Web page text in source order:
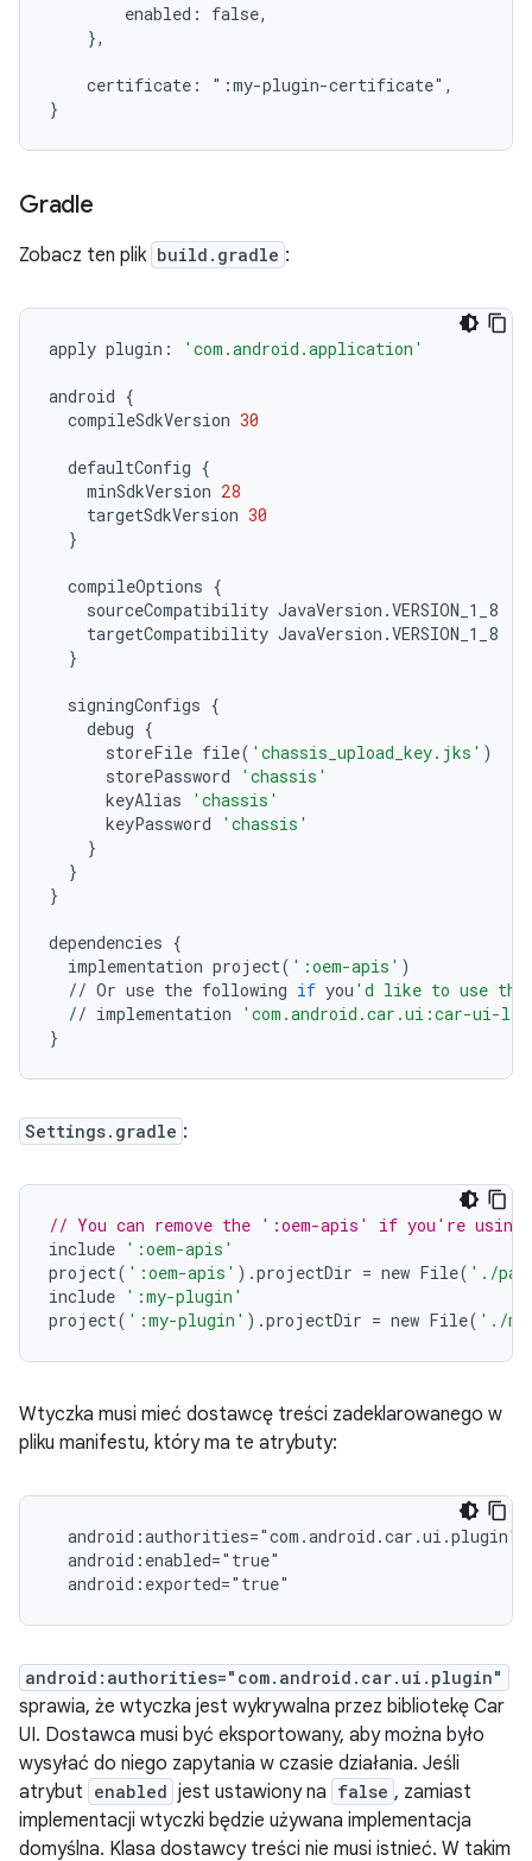
        enabled: false,
    },
    certificate: ":my-plugin-certificate",
}
Gradle
Zobacz ten plik build.gradle :
apply plugin : 'com.android.application'
android {
compileSdkVersion 30
defaultConfig {
minSdkVersion 28
targetSdkVersion 30
}
compileOptions {
sourceCompatibility JavaVersion .VERSION_1_8
targetCompatibility JavaVersion .VERSION_1_8
}
signingConfigs {
debug {
storeFile file( 'chassis_upload_key.jks' )
storePassword
'chassis'
keyAlias
'chassis'
keyPassword
'chassis'
}
}
}
dependencies {
implementation project( ':oem-apis' )
// Or use the following if you 'd like to use the
// implementation
'com.android.car.ui:car-ui-
}
Settings.gradle :
// You can remove the ':oem-apis' if you're
include ':oem-apis'
project( ':oem-apis' ).projectDir = new File( './
include ':my-plugin'
project( ':my-plugin' ).projectDir = new File( './
Wtyczka musi mieć dostawcę treści zadeklarowanego w
pliku manifestu, który ma te atrybuty:
android:authorities="com.android.car.ui.plugin"
sprawia, że wtyczka jest wykrywalna przez bibliotekę Car
UI. Dostawca musi być eksportowany, aby można było
wysyłać do niego zapytania w czasie działania. Jeśli
atrybut enabled jest ustawiony na false , zamiast
implementacji wtyczki będzie używana implementacja
domyślna. Klasa dostawcy treści nie musi istnieć. W takim